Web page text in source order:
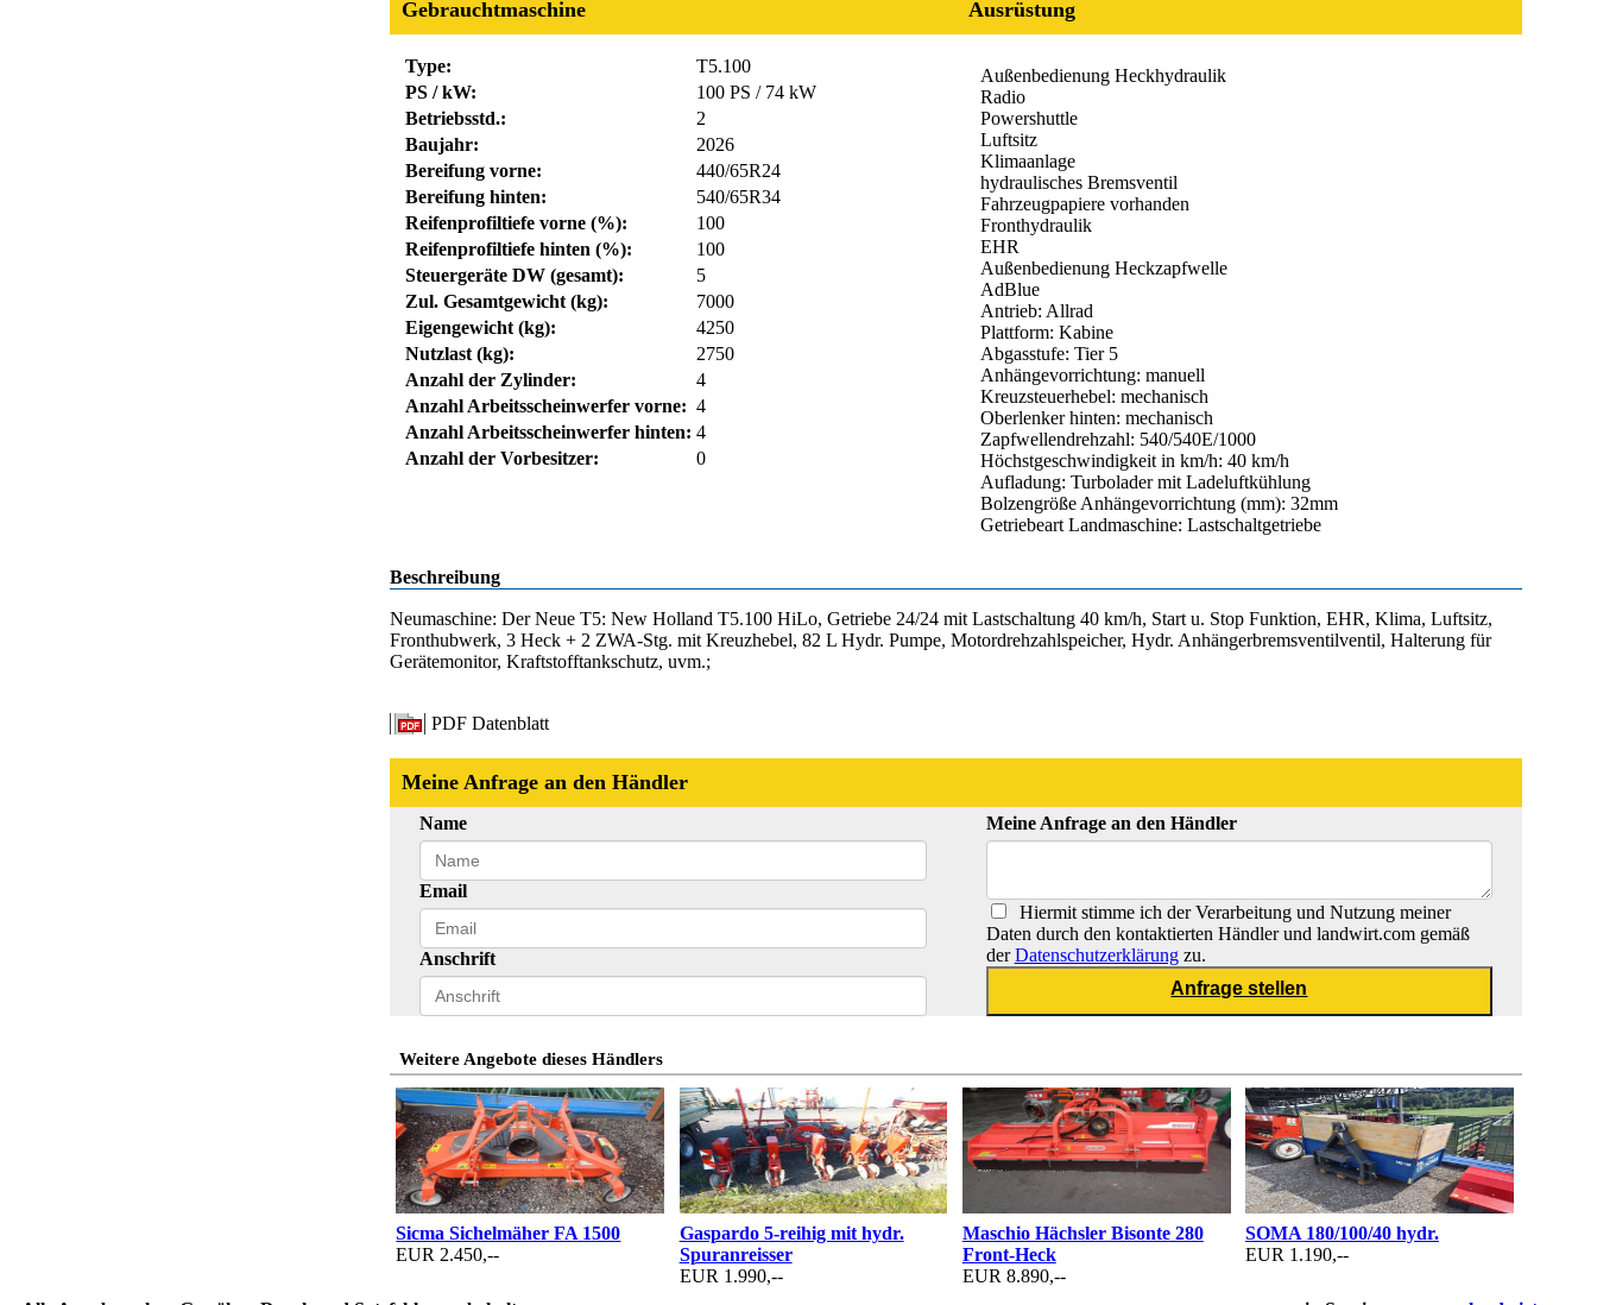
Gebrauchtmaschine
Type:
T5.100
PS / kW:
100 PS / 74 kW
Betriebsstd.:
2
Baujahr:
2026
Bereifung vorne:
440/65R24
Bereifung hinten:
540/65R34
Reifenprofiltiefe vorne (%):
100
Reifenprofiltiefe hinten (%):
100
Steuergeräte DW (gesamt):
5
Zul. Gesamtgewicht (kg):
7000
Eigengewicht (kg):
4250
Nutzlast (kg):
2750
Anzahl der Zylinder:
4
Anzahl Arbeitsscheinwerfer vorne: 4
Anzahl Arbeitsscheinwerfer hinten: 4
Anzahl der Vorbesitzer:
0
Ausrüstung
Außenbedienung Heckhydraulik
Radio
Powershuttle
Luftsitz
Klimaanlage
hydraulisches Bremsventil
Fahrzeugpapiere vorhanden
Fronthydraulik
EHR
Außenbedienung Heckzapfwelle
AdBlue
Antrieb: Allrad
Plattform: Kabine
Abgasstufe: Tier 5
Anhängevorrichtung: manuell
Kreuzsteuerhebel: mechanisch
Oberlenker hinten: mechanisch
Zapfwellendrehzahl: 540/540E/1000
Höchstgeschwindigkeit in km/h: 40 km/h
Aufladung: Turbolader mit Ladeluftkühlung
Bolzengröße Anhängevorrichtung (mm): 32mm
Getriebeart Landmaschine: Lastschaltgetriebe
Beschreibung
Neumaschine: Der Neue T5: New Holland T5.100 HiLo, Getriebe 24/24 mit Lastschaltung 40 km/h, Start u. Stop Funktion, EHR, Klima, Luftsitz,
Fronthubwerk, 3 Heck + 2 ZWA-Stg. mit Kreuzhebel, 82 L Hydr. Pumpe, Motordrehzahlspeicher, Hydr. Anhängerbremsventilventil, Halterung für
Gerätemonitor, Kraftstofftankschutz, uvm.;
PDF Datenblatt
Meine Anfrage an den Händler
Name
Email
Anschrift
Meine Anfrage an den Händler
Hiermit stimme ich der Verarbeitung und Nutzung meiner
Daten durch den kontaktierten Händler und landwirt.com gemäß
derDatenschutzerklärungzu.
Weitere Angebote dieses Händlers
Sicma Sichelmäher FA 1500
EUR 2.450,--
Gaspardo 5-reihig mit hydr.
Spuranreisser
EUR 1.990,--
Maschio Hächsler Bisonte 280
Front-Heck
EUR 8.890,--
SOMA 180/100/40 hydr.
EUR 1.190,--